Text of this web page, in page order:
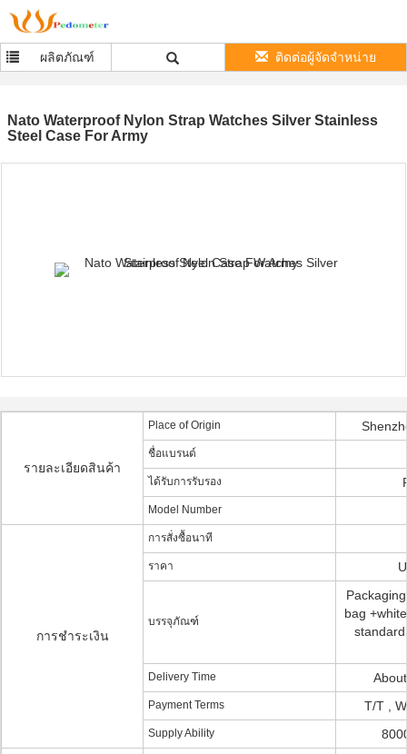
ผลิตภัณฑ์ ติดต่อผู้จัดจำหน่าย
Nato Waterproof Nylon Strap Watches Silver Stainless
Steel Case For Army
รายละเอียดสินค้า
Place of Origin
ชื่อแบรนด์
ได้รับการรับรอง
Model Number
การชำระเงิน
การสั่งซื้อนาที
ราคา
บรรจุภัณฑ์
bag
Delivery Time
Payment Terms T/T ,
Supply Ability